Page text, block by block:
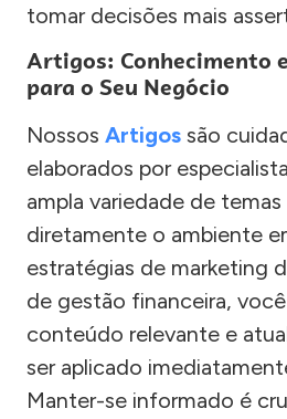
tomar decisões mais
Artigos: Conhecimento
para o Seu Negócio
Nossos Artigos são
elaborados por
ampla variedade de
diretamente o ambiente
estratégias de marketing
de gestão financeira,
conteúdo relevante e
ser aplicado
Manter-se informado é